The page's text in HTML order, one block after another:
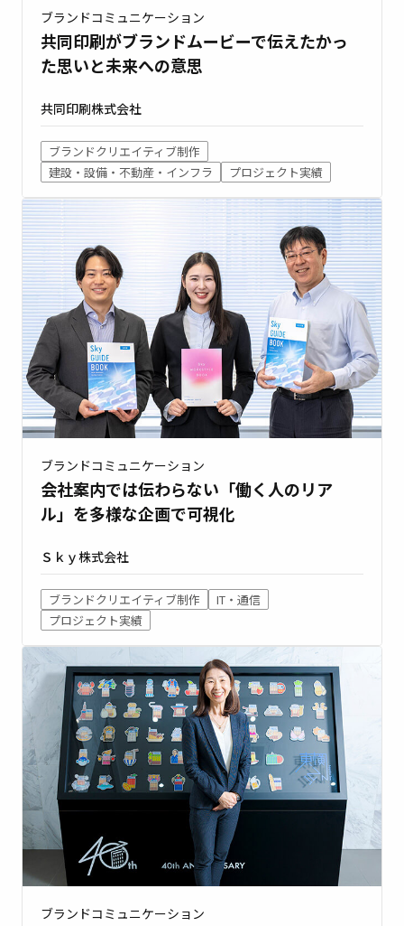
ブランドコミュニケーション
共同印刷がブランドムービーで伝えたかっ
た思いと未来への意思
共同印刷株式会社
ブランドクリエイティブ制作
建設・設備・不動産・インフラ
プロジェクト実績
ブランドコミュニケーション
会社案内では伝わらない「働く人のリア
ル」を多様な企画で可視化
Ｓｋｙ株式会社
ブランドクリエイティブ制作
IT・通信
プロジェクト実績
ブランドコミュニケーション